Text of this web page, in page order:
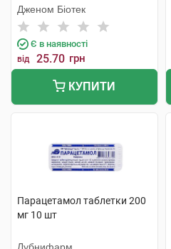
Дженом Біотек
Є в наявності
від 25.70 грн
КУПИТИ
Парацетамол таблетки 200
мг 10 шт